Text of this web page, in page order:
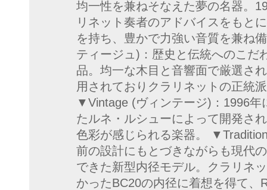
均一性を兼ねそなえた夢の名器。
リネット奏者のアドバイスをもと
を持ち、豊かで力強い音質を兼ね
ティージュ)：歴史と伝統へのこだ
品。均一な木目と音響面で厳選さ
用されておりクラリネットの正統
▼Vintage (ヴィンテージ)：1996年
たルネ・ルシューによって開発さ
色彩が感じられる楽器。
前の設計にもとづきながらも現代
できた新型内径モデル。クラリネ
かったBC20の内径に着想を得て